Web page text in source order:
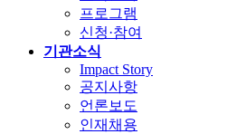
프로그램
신청·참여
기관소식
Impact Story
공지사항
언론보도
인재채용